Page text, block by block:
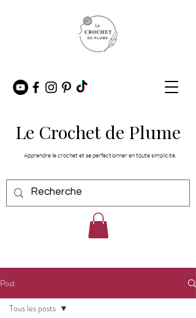
Le Crochet de Plume
Apprendre le crochet et se perfectionner en toute simplicité.
Post
Tous les posts